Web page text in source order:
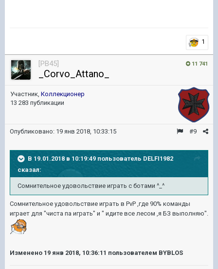
1
11 741
[PB45]
_Corvo_Attano_
Участник, Коллекционер
13 283 публикации
#9
Опубликовано: 19 янв 2018, 10:33:15
В 19.01.2018 в 10:19:49 пользователь DELFI1982
сказал:
Сомнительное удовольствие играть с ботами ^_^
Сомнительное удовольствие играть в PvP ,где 90% команды
играет для "чиста па играть" и " идите все лесом ,я БЗ выполняю".
Изменено 19 янв 2018, 10:36:11 пользователем BYBLOS